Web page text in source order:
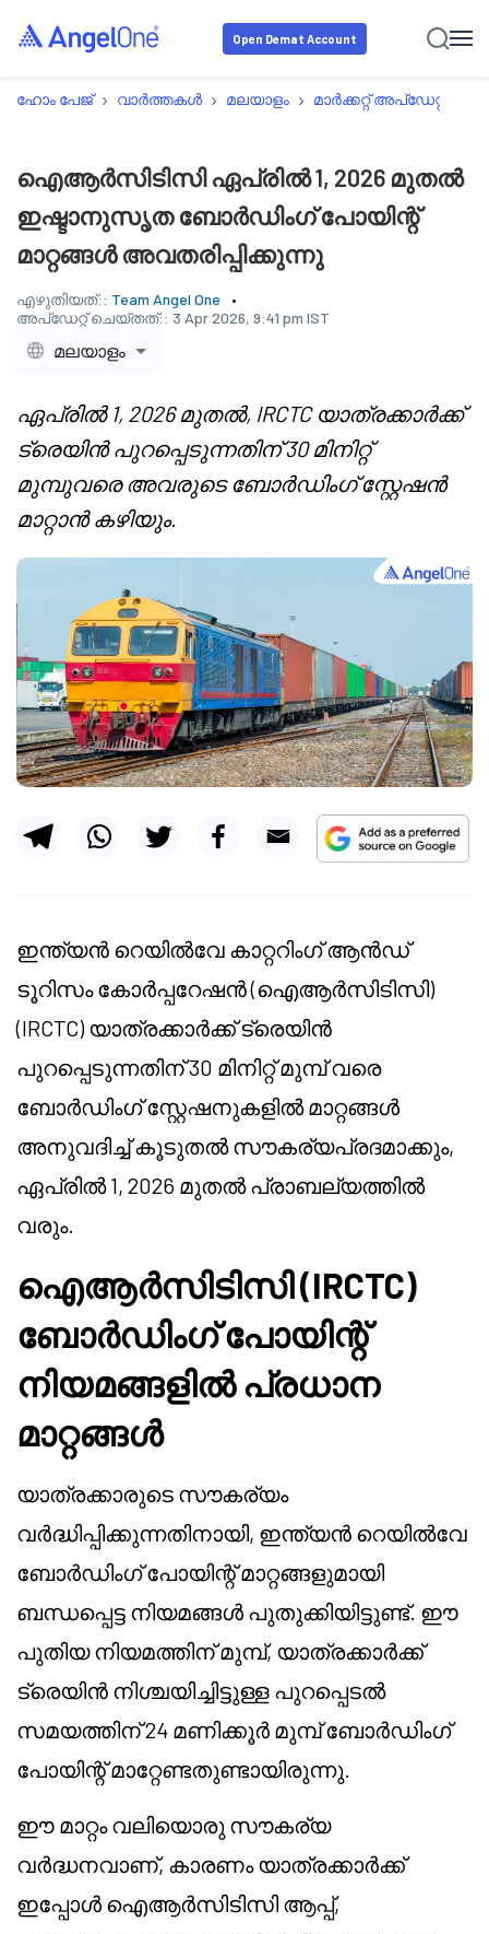
Open Demat Account
ഹോം പേജ് › വാർത്തകൾ › മലയാളം › മാർക്കറ്റ് അപ്‌ഡേറ്റ്സ്
ഐആർസിടിസി ഏപ്രിൽ 1, 2026 മുതൽ
ഇഷ്ടാനുസൃത ബോർഡിംഗ് പോയിന്റ്
മാറ്റങ്ങൾ അവതരിപ്പിക്കുന്നു
എഴുതിയത്:: Team Angel One
അപ്‌ഡേറ്റ് ചെയ്തത്:: 3 Apr 2026, 9:41 pm IST
മലയാളം
ഏപ്രിൽ 1, 2026 മുതൽ, IRCTC യാത്രക്കാർക്ക്
ട്രെയിൻ പുറപ്പെടുന്നതിന് 30 മിനിറ്റ്
മുമ്പുവരെ അവരുടെ ബോർഡിംഗ് സ്റ്റേഷൻ
മാറ്റാൻ കഴിയും.
ഇന്ത്യൻ റെയിൽവേ കാറ്ററിംഗ് ആൻഡ്
ടൂറിസം കോർപ്പറേഷൻ (ഐആർസിടിസി)
(IRCTC) യാത്രക്കാർക്ക് ട്രെയിൻ
പുറപ്പെടുന്നതിന് 30 മിനിറ്റ് മുമ്പ് വരെ
ബോർഡിംഗ് സ്റ്റേഷനുകളിൽ മാറ്റങ്ങൾ
അനുവദിച്ച് കൂടുതൽ സൗകര്യപ്രദമാക്കും,
ഏപ്രിൽ 1, 2026 മുതൽ പ്രാബല്യത്തിൽ
വരും.
ഐആർസിടിസി (IRCTC)
ബോർഡിംഗ് പോയിന്റ്
നിയമങ്ങളിൽ പ്രധാന
മാറ്റങ്ങൾ
യാത്രക്കാരുടെ സൗകര്യം
വർദ്ധിപ്പിക്കുന്നതിനായി, ഇന്ത്യൻ റെയിൽവേ
ബോർഡിംഗ് പോയിന്റ് മാറ്റങ്ങളുമായി
ബന്ധപ്പെട്ട നിയമങ്ങൾ പുതുക്കിയിട്ടുണ്ട്. ഈ
പുതിയ നിയമത്തിന് മുമ്പ്, യാത്രക്കാർക്ക്
ട്രെയിൻ നിശ്ചയിച്ചിട്ടുള്ള പുറപ്പെടൽ
സമയത്തിന് 24 മണിക്കൂർ മുമ്പ് ബോർഡിംഗ്
പോയിന്റ് മാറ്റേണ്ടതുണ്ടായിരുന്നു.
ഈ മാറ്റം വലിയൊരു സൗകര്യ
വർദ്ധനവാണ്, കാരണം യാത്രക്കാർക്ക്
ഇപ്പോൾ ഐആർസിടിസി ആപ്പ്,